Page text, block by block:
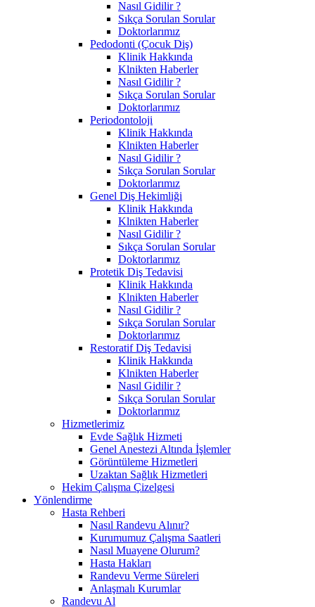
Nasıl Gidilir ?
Sıkça Sorulan Sorular
Doktorlarımız
Pedodonti (Çocuk Diş)
Klinik Hakkında
Klnikten Haberler
Nasıl Gidilir ?
Sıkça Sorulan Sorular
Doktorlarımız
Periodontoloji
Klinik Hakkında
Klnikten Haberler
Nasıl Gidilir ?
Sıkça Sorulan Sorular
Doktorlarımız
Genel Diş Hekimliği
Klinik Hakkında
Klnikten Haberler
Nasıl Gidilir ?
Sıkça Sorulan Sorular
Doktorlarımız
Protetik Diş Tedavisi
Klinik Hakkında
Klnikten Haberler
Nasıl Gidilir ?
Sıkça Sorulan Sorular
Doktorlarımız
Restoratif Diş Tedavisi
Klinik Hakkında
Klnikten Haberler
Nasıl Gidilir ?
Sıkça Sorulan Sorular
Doktorlarımız
Hizmetlerimiz
Evde Sağlık Hizmeti
Genel Anestezi Altında İşlemler
Görüntüleme Hizmetleri
Uzaktan Sağlık Hizmetleri
Hekim Çalışma Çizelgesi
Yönlendirme
Hasta Rehberi
Nasıl Randevu Alınır?
Kurumumuz Çalışma Saatleri
Nasıl Muayene Olurum?
Hasta Hakları
Randevu Verme Süreleri
Anlaşmalı Kurumlar
Randevu Al